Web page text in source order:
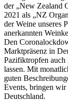
der „New Zealand
2021 als „NZ
der Weine unseres
anerkannten
Den
Marktpräsenz in
Pazifiktropfen auch
lassen. Mit
guten
Events, bringen wir
Deutschland.